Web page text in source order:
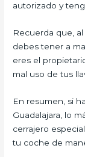
autorizado y
Recuerda que,
debes tener a
eres el
mal uso de tus
En resumen, si
Guadalajara, lo
cerrajero
tu coche de